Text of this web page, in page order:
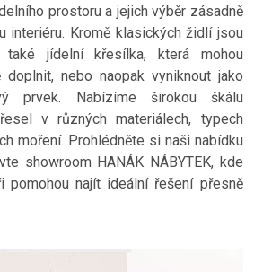
prostoru a jejich výběr zásadně
interiéru. Kromě klasických židlí jsou
také jídelní křesílka, která mohou
doplnit, nebo naopak vyniknout jako
prvek. Nabízíme širokou škálu
v různých materiálech, typech
moření. Prohlédněte si naši nabídku
showroom HANÁK NÁBYTEK, kde
pomohou najít ideální řešení přesně